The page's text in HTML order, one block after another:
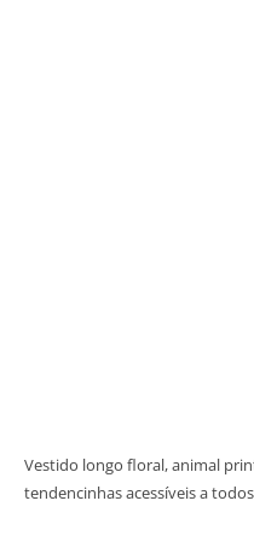
Vestido longo floral, animal
tendencinhas acessíveis a